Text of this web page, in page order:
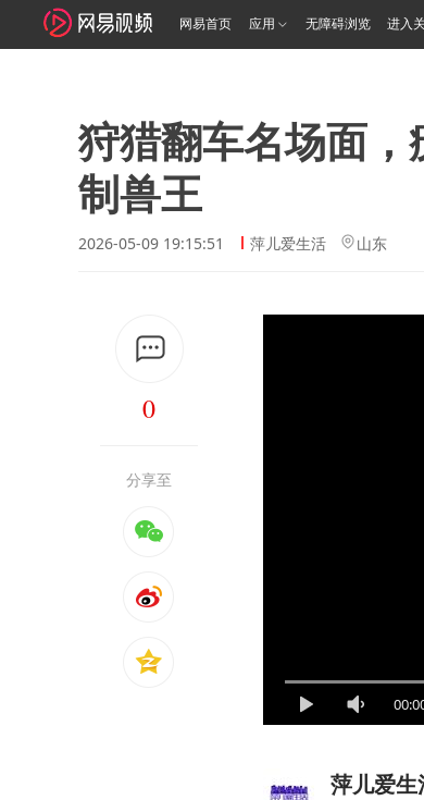
网易首页 应用 无障碍浏览 进入
狩猎翻车名场面
制兽王
2026-05-09 19:15:51 萍儿爱生活 山东
0
分享至
萍儿爱生